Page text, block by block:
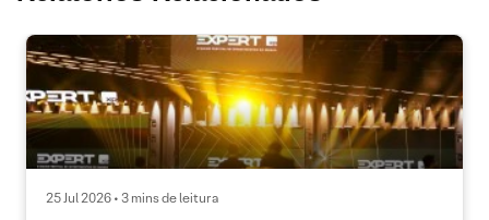
25 Jul 2026 • 3 mins de leitura